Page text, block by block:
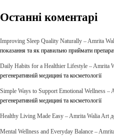
Останні коментарі
Improving Sleep Quality Naturally – Amrita
показання та як правильно приймати
Daily Habits for a Healthier Lifestyle – Amrita
регенеративній медицині та косметології
Simple Ways to Support Emotional Wellness –
регенеративній медицині та косметології
Healthy Living Made Easy – Amrita Walia Art
Mental Wellness and Everyday Balance –